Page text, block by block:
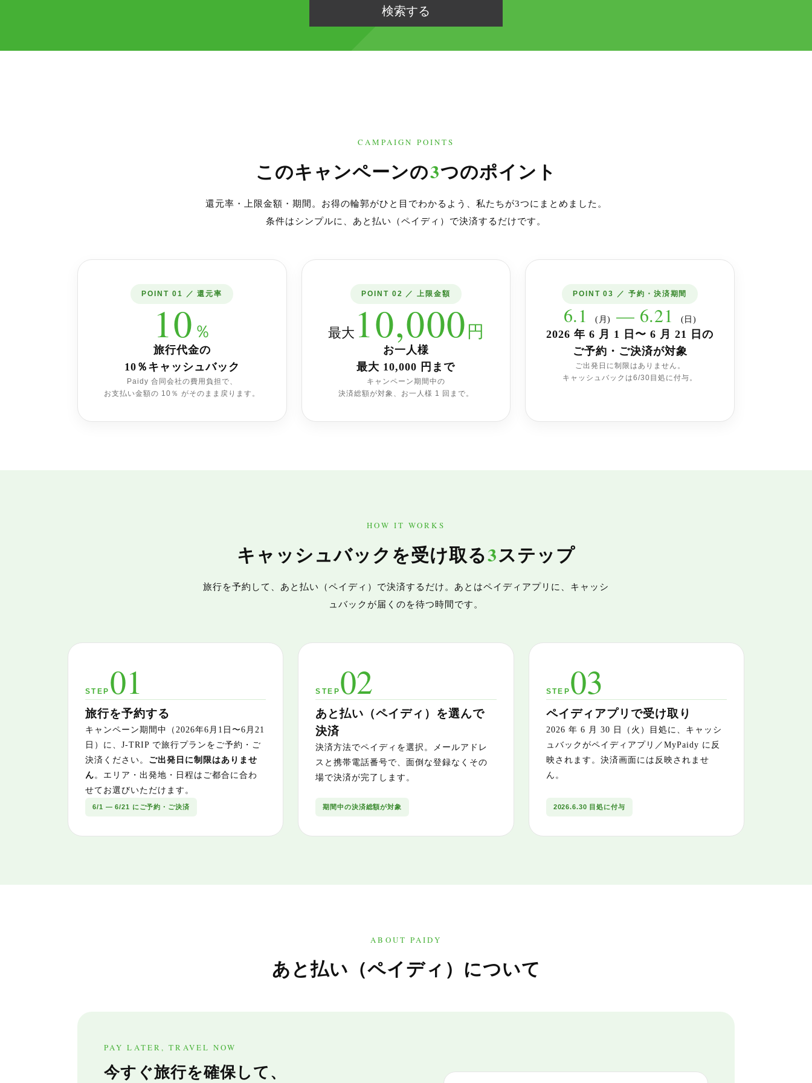
CAMPAIGN POINTS
このキャンペーンの3つのポイント
還元率・上限金額・期間。お得の輪郭がひと目でわかるよう、私たちが3つにまとめました。
条件はシンプルに、あと払い（ペイディ）で決済するだけです。
POINT 01 ／ 還元率
10 ％
旅行代金の
10％キャッシュバック
Paidy 合同会社の費用負担で、
お支払い金額の 10％ がそのまま戻ります。
POINT 02 ／ 上限金額
最大 10,000円
お一人様
最大 10,000 円まで
キャンペーン期間中の
決済総額が対象、お一人様 1 回まで。
POINT 03 ／ 予約・決済期間
6.1 (月) — 6.21 (日)
2026 年 6 月 1 日〜 6 月 21 日の
ご予約・ご決済が対象
ご出発日に制限はありません。
キャッシュバックは6/30目処に付与。
HOW IT WORKS
キャッシュバックを受け取る3ステップ
旅行を予約して、あと払い（ペイディ）で決済するだけ。あとはペイディアプリに、キャッシ
ュバックが届くのを待つ時間です。
STEP 01
旅行を予約する
キャンペーン期間中（2026年6月1日〜6月21
日）に、J-TRIP で旅行プランをご予約・ご
決済ください。 ご出発日に制限はありませ
ん。エリア・出発地・日程はご都合に合わ
せてお選びいただけます。
6/1 — 6/21 にご予約・ご決済
STEP 02
あと払い（ペイディ）を選んで
決済
決済方法でペイディを選択。メールアドレ
スと携帯電話番号で、面倒な登録なくその
場で決済が完了します。
期間中の決済総額が対象
STEP 03
ペイディアプリで受け取り
2026 年 6 月 30 日（火）目処に、キャッシ
ュバックがペイディアプリ／MyPaidy に反
映されます。決済画面には反映されませ
ん。
2026.6.30 目処に付与
ABOUT PAIDY
あと払い（ペイディ）について
PAY LATER, TRAVEL NOW
今すぐ旅行を確保して、